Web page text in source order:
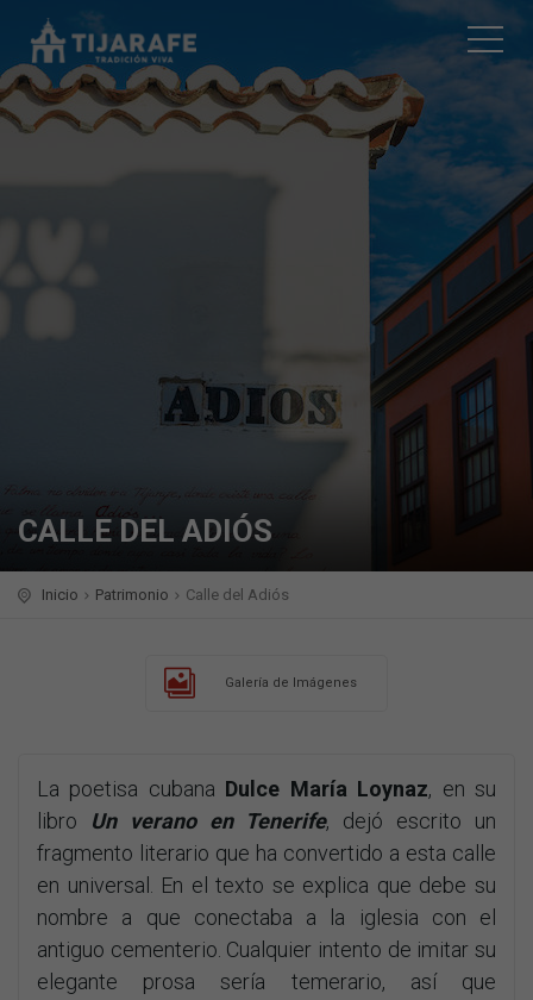
CALLE DEL ADIÓS
Inicio Patrimonio Calle del Adiós
Galería de Imágenes
La poetisa cubana Dulce María Loynaz, en su
libro
Un verano en Tenerife, dejó escrito un
fragmento literario que ha convertido a esta calle
en universal. En el texto se explica que debe su
nombre a que conectaba a la iglesia con el
antiguo cementerio. Cualquier intento de imitar su
elegante prosa sería temerario, así que